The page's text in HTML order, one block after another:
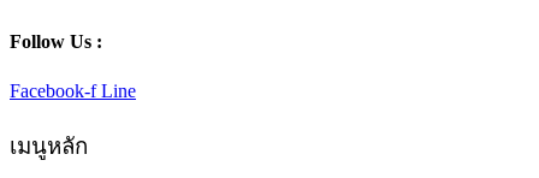
Follow Us :
Facebook-f Line
เมนูหลัก